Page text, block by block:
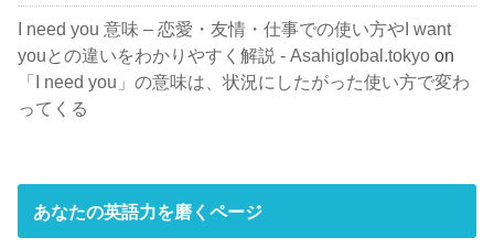
I need you 意味 – 恋愛・友情・仕事での使い方やI want
youとの違いをわかりやすく解説 - Asahiglobal.tokyo on
「I need you」の意味は、状況にしたがった使い方で変わ
ってくる
あなたの英語力を磨くページ